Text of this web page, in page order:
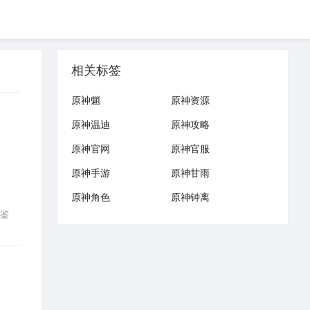
相关标签
原神魈
原神资源
原神温迪
原神攻略
原神官网
原神官服
原神手游
原神甘雨
原神角色
原神钟离